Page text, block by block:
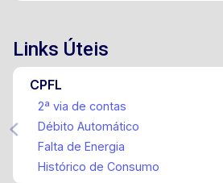
Links Úteis
CPFL
2ª via de contas
Débito Automático
Falta de Energia
Histórico de Consumo